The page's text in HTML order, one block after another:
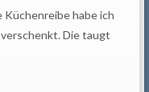
habe ich
Die taugt